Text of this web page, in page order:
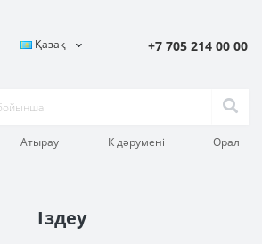
Атырау К дәрумені Орал
Қазақ +7 705 214 00 00
Іздеу